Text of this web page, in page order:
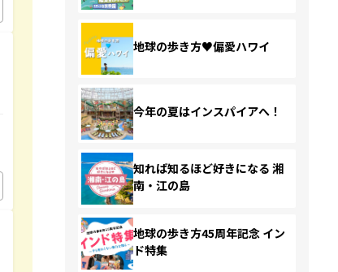
地球の歩き方♥偏愛ハワイ
今年の夏はインスパイアへ！
知れば知るほど好きになる 湘
南・江の島
地球の歩き方45周年記念 イン
ド特集